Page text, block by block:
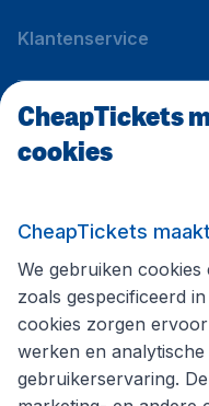
Klantenservice
CheapTickets.be
Volg CheapTickets.be
CheapTickets
cookies
CheapTickets
We gebruiken
zoals gespecificeerd
cookies zorgen
werken en
gebruikerservaring.